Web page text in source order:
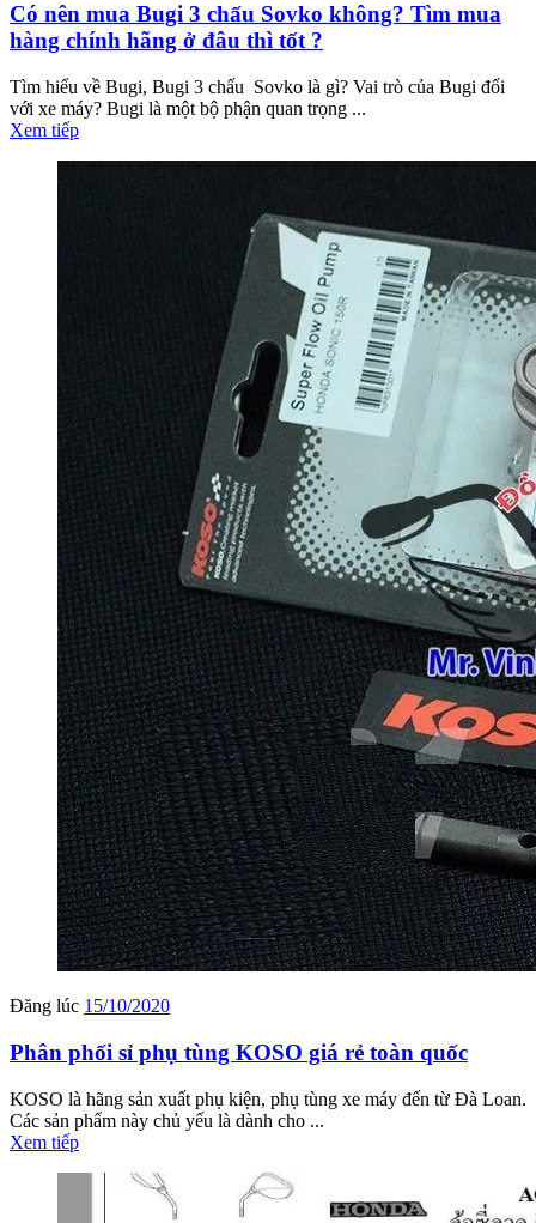
Có nên mua Bugi 3 chấu Sovko không? Tìm mua
hàng chính hãng ở đâu thì tốt ?
Tìm hiểu về Bugi, Bugi 3 chấu Sovko là gì? Vai trò của Bugi đối
với xe máy? Bugi là một bộ phận quan trọng ...
Xem tiếp
Đăng lúc 15/10/2020
Phân phối sỉ phụ tùng KOSO giá rẻ toàn quốc
KOSO là hãng sản xuất phụ kiện, phụ tùng xe máy đến từ Đà Loan.
Các sản phẩm này chủ yếu là dành cho ...
Xem tiếp